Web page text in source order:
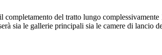
del tratto lungo
sia le gallerie principali sia le camere di lancio